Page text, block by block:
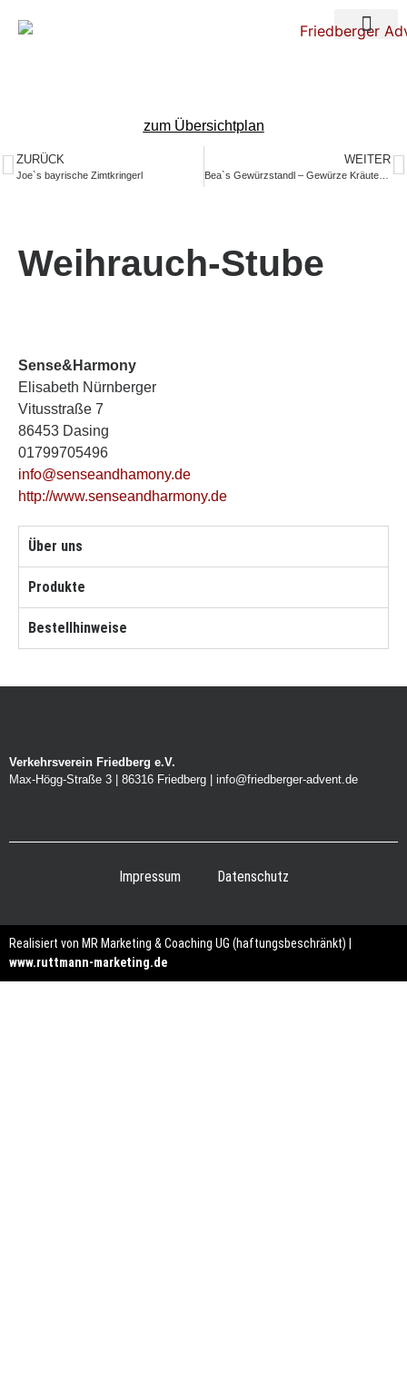
zum Übersichtplan
ZURÜCK
Joe`s bayrische Zimtkringerl
WEITER
Bea`s Gewürzstandl – Gewürze Kräuter Tee
Weihrauch-Stube
Sense&Harmony
Elisabeth Nürnberger
Vitusstraße 7
86453 Dasing
01799705496
info@senseandhamony.de
http://www.senseandharmony.de
Über uns
Produkte
Bestellhinweise
Verkehrsverein Friedberg e.V.
Max-Högg-Straße 3 | 86316 Friedberg | info@friedberger-advent.de
Impressum Datenschutz
Realisiert von MR Marketing & Coaching UG (haftungsbeschränkt) |
www.ruttmann-marketing.de